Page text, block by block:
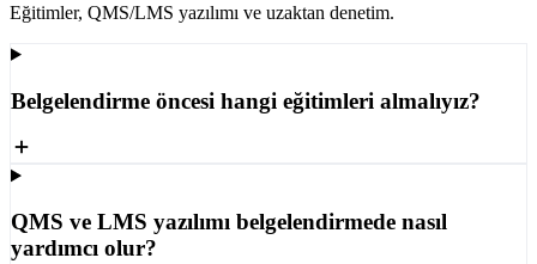
Eğitimler, QMS/LMS yazılımı ve uzaktan denetim.
Belgelendirme öncesi hangi eğitimleri almalıyız?
QMS ve LMS yazılımı belgelendirmede nasıl
yardımcı olur?